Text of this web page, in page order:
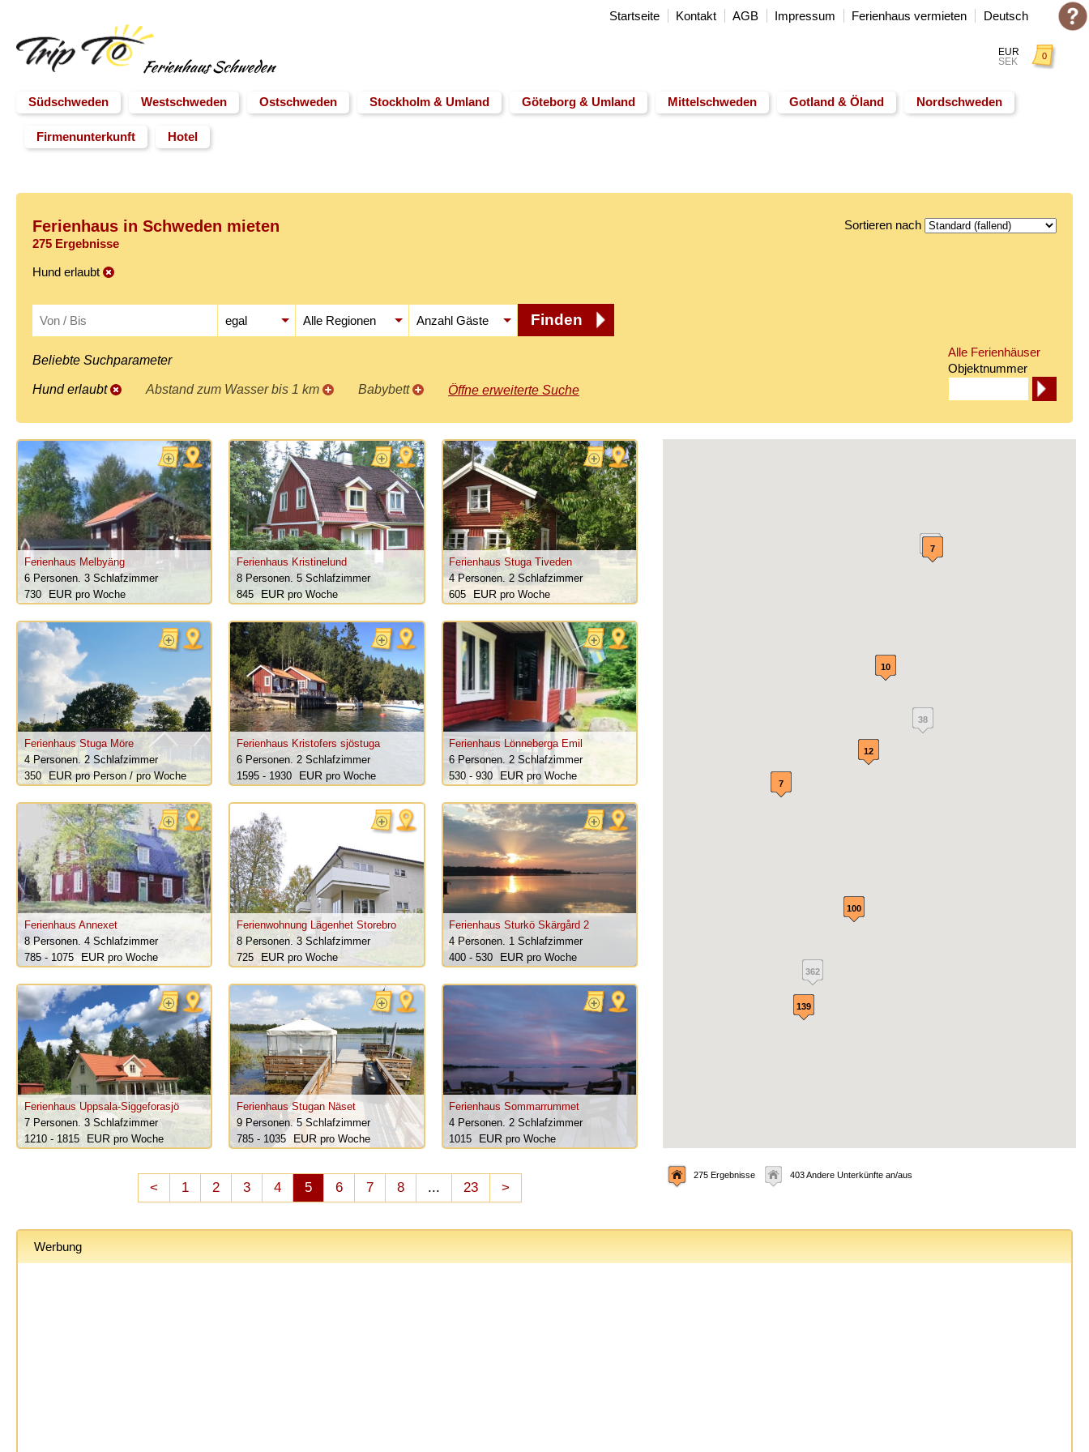
Ferienhaus Schweden
EUR
SEK
0
Südschweden Westschweden Ostschweden Stockholm & Umland Göteborg & Umland Mittelschweden Gotland & Öland Nordschweden
Firmenunterkunft Hotel
Startseite Kontakt AGB Impressum Ferienhaus vermieten Deutsch
Sortieren nach
Ferienhaus in Schweden mieten
275 Ergebnisse
Hund erlaubt
Beliebte Suchparameter
Hund erlaubt Abstand zum Wasser bis 1 km Babybett Öffne erweiterte Suche
Alle Ferienhäuser
Objektnummer
362
38
3
139
100
12
7
7
10
275 Ergebnisse 403 Andere Unterkünfte an/aus
Ferienhaus Melbyäng
6 Personen. 3 Schlafzimmer
730
pro Woche
Ferienhaus Kristinelund
8 Personen. 5 Schlafzimmer
845
pro Woche
Ferienhaus Stuga Tiveden
4 Personen.2 Schlafzimmer
605
pro Woche
Ferienhaus Stuga Möre
4 Personen. 2 Schlafzimmer
350
pro Person / pro Woche
Ferienhaus Kristofers sjöstuga
6 Personen. 2 Schlafzimmer
1595 - 1930
pro Woche
Ferienhaus Lönneberga Emil
6 Personen. 2 Schlafzimmer
530 - 930
pro Woche
Ferienhaus Annexet
8 Personen. 4 Schlafzimmer
785 - 1075
pro Woche
Ferienwohnung Lägenhet Storebro
8 Personen. 3 Schlafzimmer
725
pro Woche
Ferienhaus Sturkö Skärgård 2
4 Personen. 1 Schlafzimmer
400 - 530
pro Woche
Ferienhaus Uppsala-Siggeforasjö
7 Personen.3 Schlafzimmer
1210 - 1815
pro Woche
Ferienhaus Stugan Näset
9 Personen.5 Schlafzimmer
785 - 1035
pro Woche
Ferienhaus Sommarrummet
4 Personen. 2 Schlafzimmer
1015
pro Woche
< 1 2 3 4 5 6 7 8 ... 23 >
Werbung